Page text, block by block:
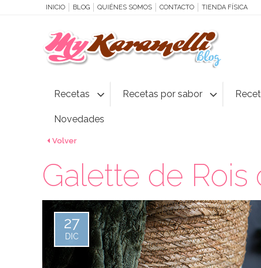
INICIO BLOG QUIÉNES SOMOS CONTACTO TIENDA FÍSICA
Recetas Recetas por sabor
Novedades
Volver
Galette de Rois
27
DIC